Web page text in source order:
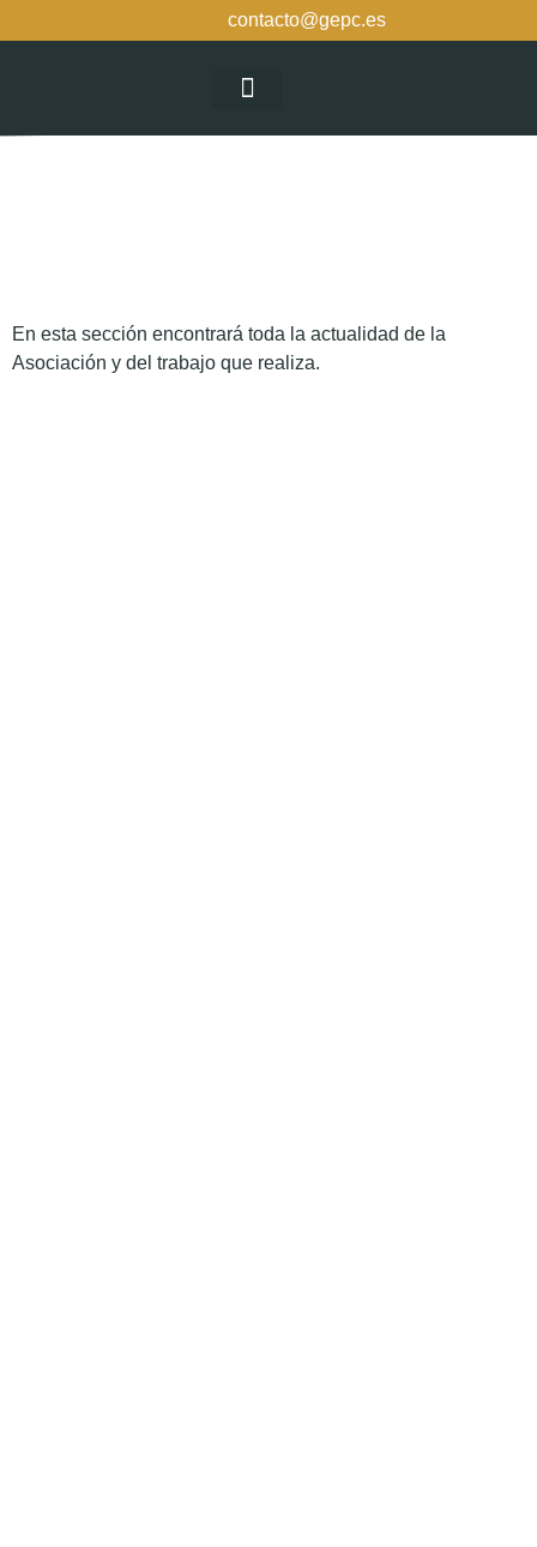
contacto@gepc.es
En esta sección encontrará toda la actualidad de la
Asociación y del trabajo que realiza.